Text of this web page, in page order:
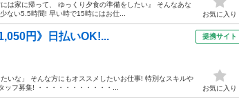
は家に帰って、 ゆっくり夕食の準備をしたい』 そんなあな
ない5.5時間! 早い時で15時にはお仕...
お気に入り
円》日払いOK!...
いな」 そんな方にもオススメしたいお仕事! 特別なスキルや
フ募集! ・・・・・・・・・・・...
提携サイト
お気に入り